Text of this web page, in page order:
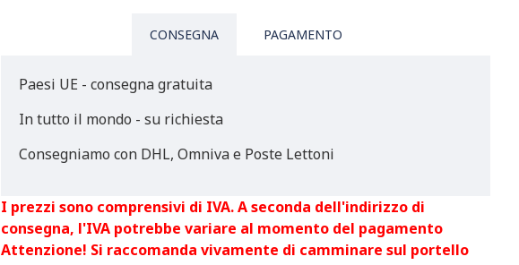
CONSEGNA PAGAMENTO
Paesi UE - consegna gratuita
In tutto il mondo - su richiesta
Consegniamo con DHL, Omniva e Poste Lettoni
I prezzi sono comprensivi di IVA. A seconda dell'indirizzo di
consegna, l'IVA potrebbe variare al momento del pagamento
Attenzione! Si raccomanda vivamente di camminare sul portello